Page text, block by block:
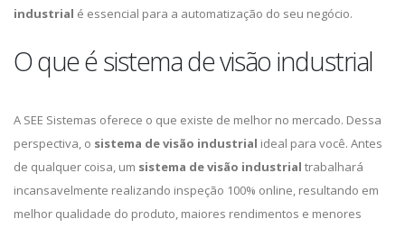
industrial é essencial para a automatização do seu negócio.
O que é sistema de visão industrial
A SEE Sistemas oferece o que existe de melhor no mercado. Dessa
perspectiva, o sistema de visão industrial ideal para você. Antes
de qualquer coisa, um sistema de visão industrial trabalhará
incansavelmente realizando inspeção 100% online, resultando em
melhor qualidade do produto, maiores rendimentos e menores